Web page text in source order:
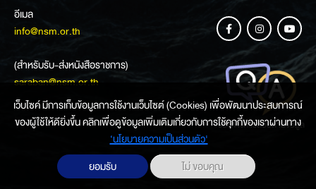
อีเมล
info@nsm.or.th
(สำหรับรับ-ส่งหนังสือราชการ)
saraban@nsm.or.th
ช่องทางการสอบถามข้อมูล
เว็บไซค์ มีการเก็บข้อมูลการใช้งานเว็บไซต์ (Cookies) เพื่อพัฒนาประสบการณ์
ของผู้ใช้ให้ดียิ่งขึ้น คลิกเพื่อดูข้อมูลเพิ่มเติมเกี่ยวกับการใช้คุกกี้ของเราผ่านทาง
‘นโยบายความเป็นส่วนตัว'
ยอมรับ
ไม่ ขอบคุณ